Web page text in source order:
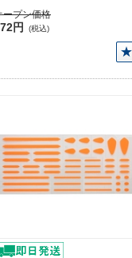
ープン価格
円 (税込)